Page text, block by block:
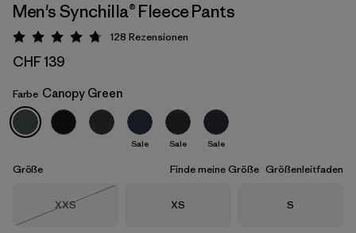
Canopy Green
Men's Synchilla® Fleece Pants
Bewertung: 4.7 / 5
128 Rezensionen
CHF 139
Farbe Canopy Green
Sale Sale Sale
Größe Finde meine Größe Größenleitfaden
Größe
XXS
Größe
XS Größe
S